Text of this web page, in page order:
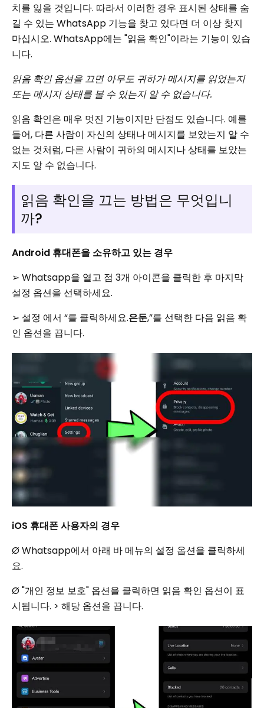
치를 잃을 것입니다. 따라서 이러한 경우 표시된 상태를 숨
길 수 있는 WhatsApp 기능을 찾고 있다면 더 이상 찾지
마십시오. WhatsApp에는 "읽음 확인"이라는 기능이 있습
니다.
읽음 확인 옵션을 끄면 아무도 귀하가 메시지를 읽었는지
또는 메시지 상태를 볼 수 있는지 알 수 없습니다.
읽음 확인은 매우 멋진 기능이지만 단점도 있습니다. 예를
들어, 다른 사람이 자신의 상태나 메시지를 보았는지 알 수
없는 것처럼, 다른 사람이 귀하의 메시지나 상태를 보았는
지도 알 수 없습니다.
읽음 확인을 끄는 방법은 무엇입니
까?
Android 휴대폰을 소유하고 있는 경우
➢ Whatsapp을 열고 점 3개 아이콘을 클릭한 후 마지막
설정 옵션을 선택하세요.
➢ 설정 에서 “를 클릭하세요.은둔,”를 선택한 다음 읽음 확
인 옵션을 끕니다.
iOS 휴대폰 사용자의 경우
Ø Whatsapp에서 아래 바 메뉴의 설정 옵션을 클릭하세
요.
Ø "개인 정보 보호" 옵션을 클릭하면 읽음 확인 옵션이 표
시됩니다. > 해당 옵션을 끕니다.